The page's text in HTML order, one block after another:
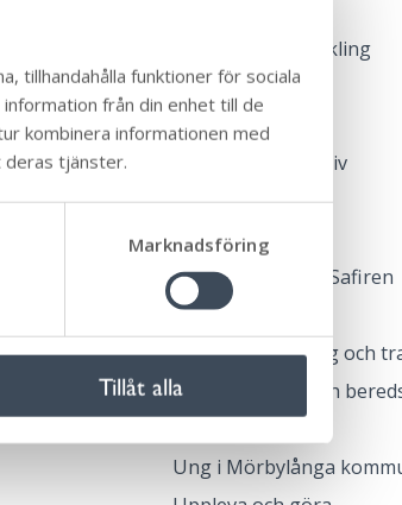
tillhandahålla funktioner för sociala
från din enhet till de
kombinera informationen med
deras tjänster.
Marknadsföring
Tillåt alla
till
av att
Landsbygdsutveckling
Lovaktivitet
Medborgardialog
Natur och friluftsliv
Ny i Sverige
Okategoriserade
Öppna förskolan Safiren
Pressmeddelande
Samhällsplanering och
Samhällsskydd och
Ung i Mörbylånga